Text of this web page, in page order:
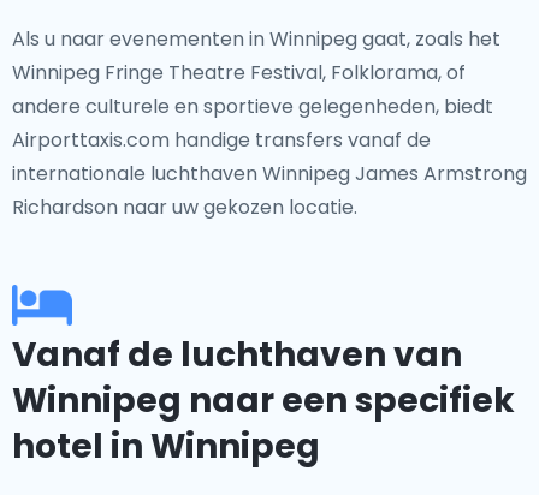
Als u naar evenementen in Winnipeg gaat, zoals het
Winnipeg Fringe Theatre Festival, Folklorama, of
andere culturele en sportieve gelegenheden, biedt
Airporttaxis.com handige transfers vanaf de
internationale luchthaven Winnipeg James Armstrong
Richardson naar uw gekozen locatie.
Vanaf de luchthaven van
Winnipeg naar een specifiek
hotel in Winnipeg